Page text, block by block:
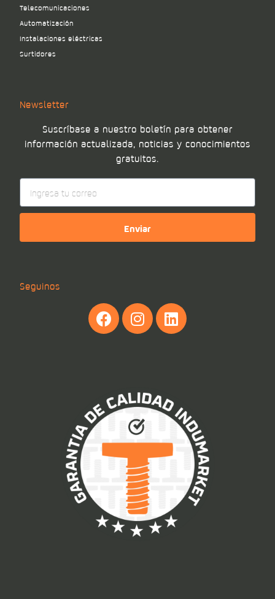
Telecomunicaciones
Automatización
Instalaciones eléctricas
Surtidores
Newsletter
Suscríbase a nuestro boletín para obtener
información actualizada, noticias y conocimientos
gratuitos.
Enviar
Seguinos